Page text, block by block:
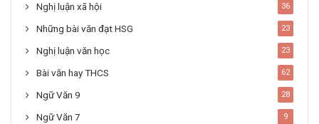
Nghị luận xã hội 36
Những bài văn đạt HSG 23
Nghị luận văn học 23
Bài văn hay THCS 62
Ngữ Văn 9 28
Ngữ Văn 7 9